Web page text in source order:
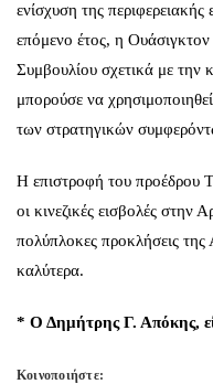
ενίσχυση της
επόμενο έτος, η
Συμβουλίου σχετικά με την
μπορούσε να
των στρατηγικών
Η επιστροφή του προέδρου
οι κινεζικές εισβολές στην
πολύπλοκες προκλήσεις της
καλύτερα.
* Ο Δημήτρης Γ. Απόκης,
Κοινοποιήστε: